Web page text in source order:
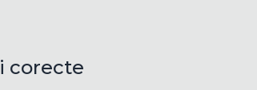
corecte